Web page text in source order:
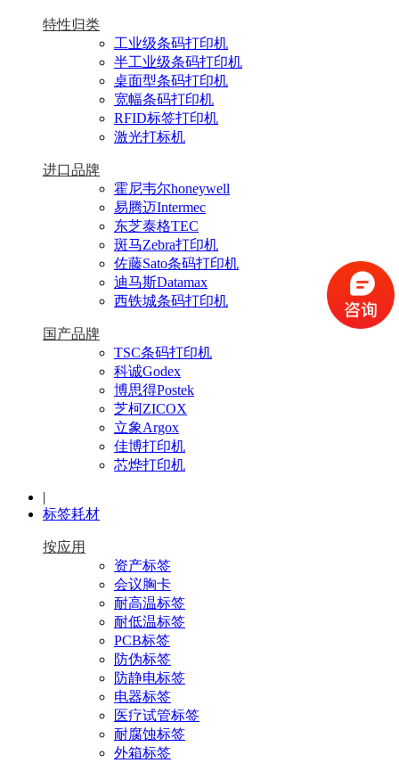
特性归类
工业级条码打印机
半工业级条码打印机
桌面型条码打印机
宽幅条码打印机
RFID标签打印机
激光打标机
进口品牌
霍尼韦尔honeywell
易腾迈Intermec
东芝泰格TEC
斑马Zebra打印机
佐藤Sato条码打印机
迪马斯Datamax
西铁城条码打印机
国产品牌
TSC条码打印机
科诚Godex
博思得Postek
芝柯ZICOX
立象Argox
佳博打印机
芯烨打印机
|
标签耗材
按应用
资产标签
会议胸卡
耐高温标签
耐低温标签
PCB标签
防伪标签
防静电标签
电器标签
医疗试管标签
耐腐蚀标签
外箱标签